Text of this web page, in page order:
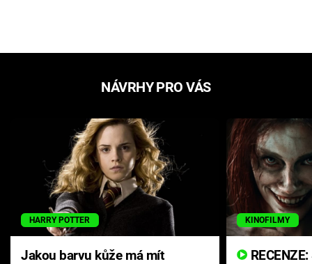
NÁVRHY PRO VÁS
HARRY POTTER
Jakou barvu kůže má mít
KINOFILMY